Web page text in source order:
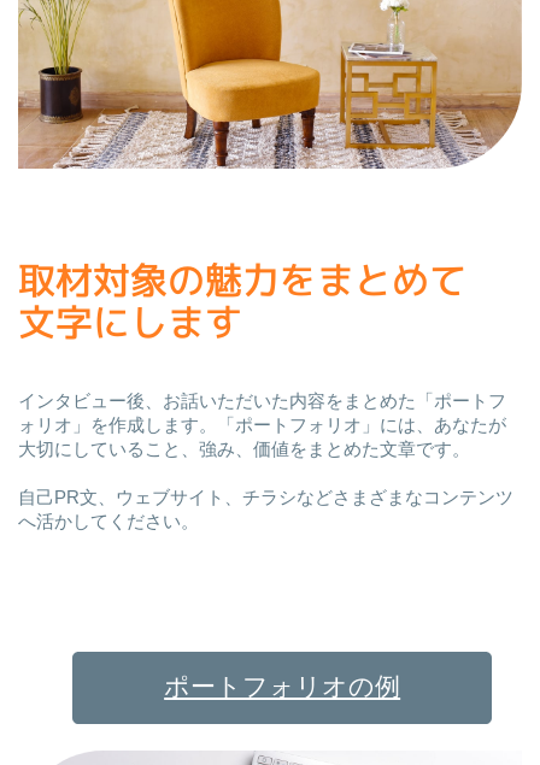
取材対象の魅力をまとめて
文字にします
インタビュー後、お話いただいた内容をまとめた「ポートフ
ォリオ」を作成します。
「ポートフォリオ」には、あなたが
大切にしていること、強み、価値をまとめた文章です。
自己PR文、ウェブサイト、チラシなどさまざまなコンテンツ
へ活かしてください。
ポートフォリオの例